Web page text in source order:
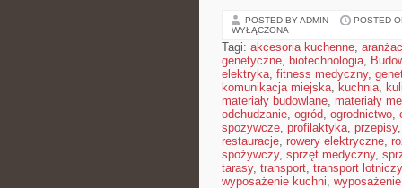
POSTED BY ADMIN POSTED
WYŁĄCZONA
Tagi: akcesoria kuchenne,
genetyczne, biotechnologia,
elektryka, fitness medyczny,
komunikacja miejska, kuchnia,
materiały budowlane, materiały
odchudzanie, ogród, ogrodnictwo,
spożywcze, profilaktyka, przepisy,
restauracje, rowery elektryczne,
spożywczy, sprzęt medyczny,
tarasy, transport, transport lotniczy
wyposażenie kuchni,